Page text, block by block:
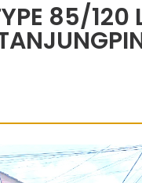
85/120